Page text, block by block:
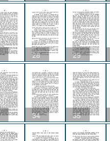
28 29
34 35